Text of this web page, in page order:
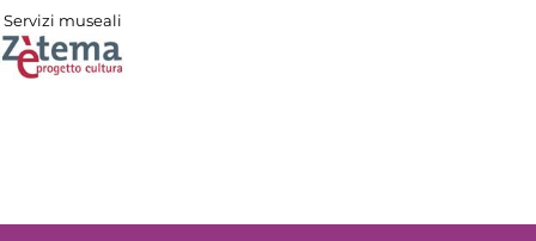
Servizi museali